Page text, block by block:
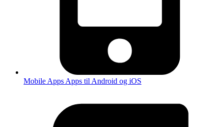
Mobile Apps Apps til Android og iOS